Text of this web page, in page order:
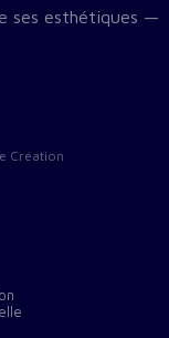
ses esthétiques —
Création